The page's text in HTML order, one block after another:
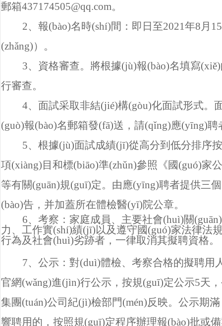
郵箱437174505@qq.com。
2、報(bào)名時(shí)間：即日至2021年8
(zhǎng)）。
3、資格審查。將根據(jù)報(bào)名填
行審查。
4、面試采取非結(jié)構(gòu)化面試形式。
(guò)報(bào)名郵箱發(fā)送，請(qǐng)應(yīng)聘
5、根據(jù)面試成績(jī)從高分到低分排序
項(xiàng)目和標(biāo)準(zhǔn)參照 《國(guó)家
等有關(guān)規(guī)定。由應(yīng)聘者提供三
(bào)告，并加蓋所在體檢醫(yī)院公章。
6、考察：家庭成員、主要社會(huì)關
力、工作實(shí)績(jī)以及遵守國(guó)家法律法規
行為及社會(huì)劣跡者，一律取消其擬聘資格。
7、公示：對(duì)體檢、考察合格的擬
官網(wǎng)進(jìn)行公示，按規(guī)定公示5天，
集團(tuán)公司紀(jì)檢部門(mén)反映。公示期滿
響聘用的，按照規(guī)定程序辦理報(bào)批或備